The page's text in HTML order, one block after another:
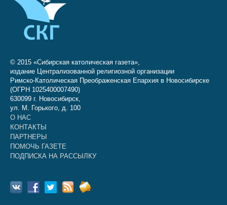
© 2015 «Сибирская католическая газета»,
издание Централизованной религиозной организации
Римско-Католическая Преображенская Епархия в Новосибирске
(ОГРН 1025400007490)
630099 г. Новосибирск,
ул. М. Горького, д. 100
О НАС
КОНТАКТЫ
ПАРТНЕРЫ
ПОМОЧЬ ГАЗЕТЕ
ПОДПИСКА НА РАССЫЛКУ